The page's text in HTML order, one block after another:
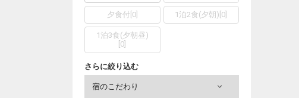
夕食付 0] 1泊2食(夕朝) 0
1泊3食(夕朝昼)
0
さらに絞り込む
宿のこだわり